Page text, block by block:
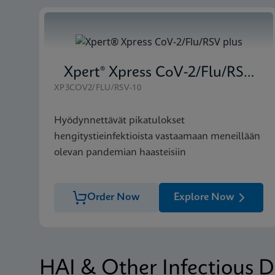
Xpert® Xpress CoV-2/Flu/RSV plus
XP3COV2/FLU/RSV-10
Hyödynnettävät pikatulokset
hengitystieinfektioista vastaamaan meneillään
olevan pandemian haasteisiin
Order Now Explore Now
HAI & Other Infectious